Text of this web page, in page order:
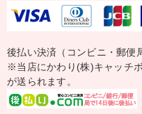
後払い決済（コンビニ・郵便
※当店にかわり(株)キャッチ
が送られます。